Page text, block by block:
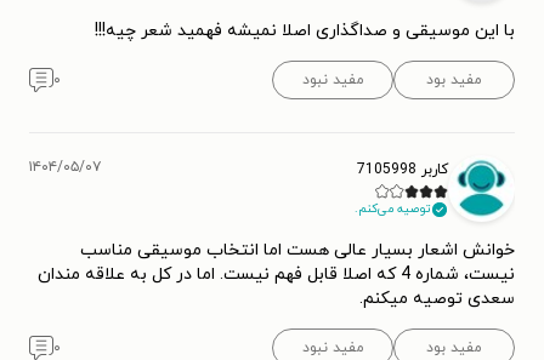
با این موسیقی و صداگذاری اصلا نمیشه فهمید شعر چیه!!!
مفید بود مفید نبود ۰
کاربر 7105998
توصیه می‌کنم.
۱۴۰۴/۰۵/۰۷
خوانش اشعار بسیار عالی هست اما انتخاب موسیقی مناسب
نیست، شماره 4 که اصلا قابل فهم نیست. اما در کل به علاقه مندان
سعدی توصیه میکنم.
مفید بود مفید نبود ۰